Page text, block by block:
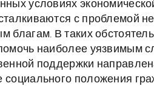
условиях
с проблемой
благам. В таких
наиболее уязвимым
поддержки
социального положения